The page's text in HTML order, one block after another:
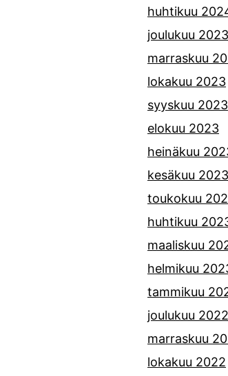
huhtikuu
joulukuu 2023
marraskuu
lokakuu 2023
syyskuu 2023
elokuu 2023
heinäkuu
kesäkuu 2023
toukokuu
huhtikuu
maaliskuu
helmikuu
tammikuu
joulukuu 2022
marraskuu
lokakuu 2022